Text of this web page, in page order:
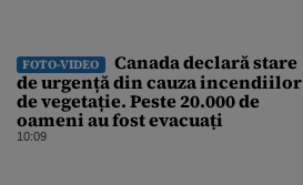
FOTO-VIDEO
Canada declară stare
de urgență din cauza incendiilor
de vegetație. Peste 20.000 de
oameni au fost evacuați
10:09